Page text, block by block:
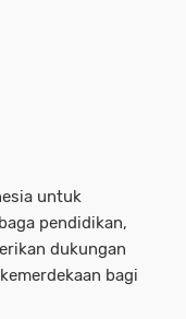
untuk
pendidikan,
dukungan
bagi